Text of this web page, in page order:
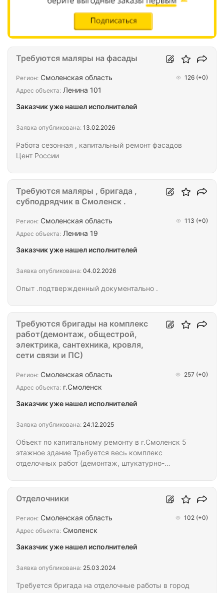
Работа сезонная , капитальный ремонт фасадов
Цент России
Требуются маляры на фасады
Регион: Смоленская область 126 (+0)
Адрес объекта: Ленина 101
Заказчик уже нашел исполнителей
Заявка опубликована: 13.02.2026
Опыт .подтвержденный документально .
Требуются маляры , бригада ,
субподрядчик в Смоленск .
Регион: Смоленская область 113 (+0)
Адрес объекта: Ленина 19
Заказчик уже нашел исполнителей
Заявка опубликована: 04.02.2026
Объект по капитальному ремонту в г.Смоленск 5
этажное здание Требуется весь комплекс
отделочных работ (демонтаж, штукатурно-
сметной документации. Выполнение работ
согласно графика. Оплата по факту выполненных
работ. Дополнительная информация указана в
ведомости объемов работ и по телефону,
указанному в профиле.
Требуются бригады на комплекс
работ(демонтаж, общестрой,
электрика, сантехника, кровля,
сети связи и ПС)
Регион: Смоленская область 257 (+0)
Адрес объекта: г.Смоленск
Заказчик уже нашел исполнителей
Заявка опубликована: 24.12.2025
Требуется бригада на отделочные работы в город
Отделочники
Регион: Смоленская область 102 (+0)
Адрес объекта: Смоленск
Заказчик уже нашел исполнителей
Заявка опубликована: 25.03.2024